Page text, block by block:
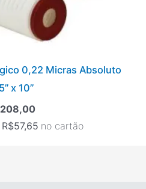
0,22 Micras Absoluto
x 10”
208,00
R$57,65 no cartão